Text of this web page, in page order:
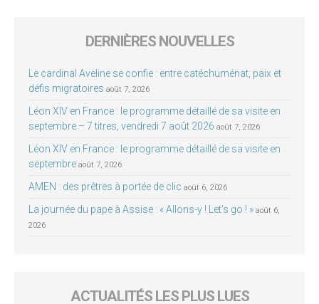
DERNIÈRES NOUVELLES
Le cardinal Aveline se confie : entre catéchuménat, paix et
défis migratoires août 7, 2026
Léon XIV en France : le programme détaillé de sa visite en
septembre – 7 titres, vendredi 7 août 2026 août 7, 2026
Léon XIV en France : le programme détaillé de sa visite en
septembre août 7, 2026
AMEN : des prêtres à portée de clic août 6, 2026
La journée du pape à Assise : « Allons-y ! Let’s go ! » août 6,
2026
ACTUALITÉS LES PLUS LUES